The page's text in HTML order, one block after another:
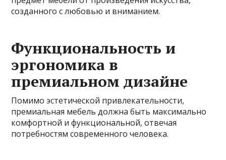
созданного с любовью и вниманием.
Функциональность и
эргономика в
премиальном дизайне
Помимо эстетической привлекательности,
премиальная мебель должна быть максимально
комфортной и функциональной, отвечая
потребностям современного человека.